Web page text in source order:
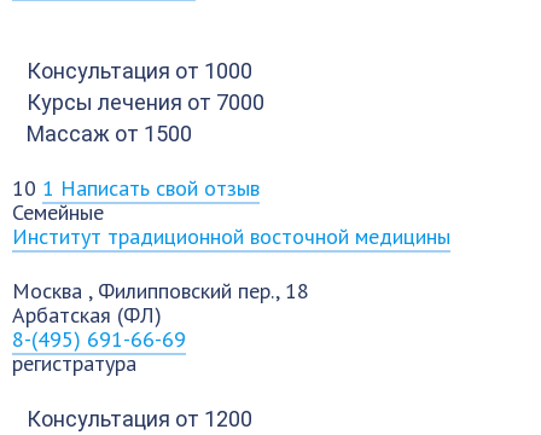
Консультация от 1000
Курсы лечения от 7000
Массаж от 1500
10 1 Написать свой отзыв
Семейные
Институт традиционной восточной медицины
Москва , Филипповский пер., 18
Арбатская (ФЛ)
8-(495) 691-66-69
регистратура
Консультация от 1200